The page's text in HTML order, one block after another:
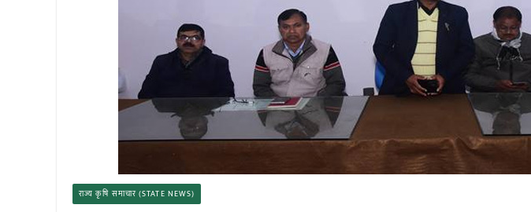
राज्य कृषि समाचार (STATE NEWS)